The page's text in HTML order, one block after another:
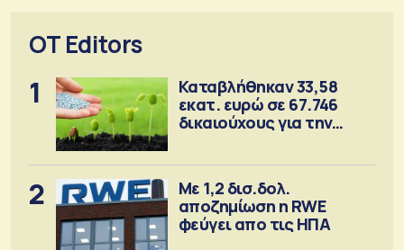
OT Editors
1
Καταβλήθηκαν 33,58
εκατ. ευρώ σε 67.746
δικαιούχους για την
2
Με 1,2 δισ.δολ.
αποζημίωση η RWE
φεύγει απο τις ΗΠΑ